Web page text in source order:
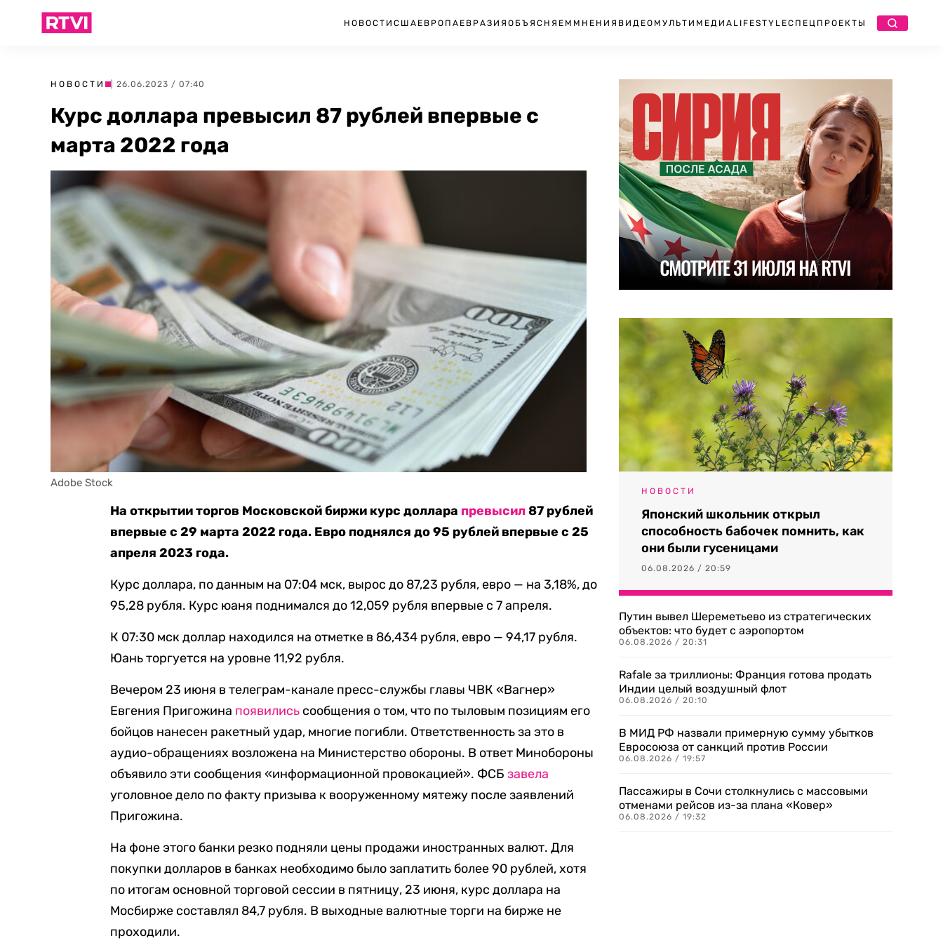
НОВОСТИ США ЕВРОПА ЕВРАЗИЯ ОБЪЯСНЯЕМ МНЕНИЯ ВИДЕО МУЛЬТИМЕДИА LIFESTYLEСПЕЦПРОЕКТЫ
НОВОСТИ | 26.06.2023 / 07:40
Курс доллара превысил 87 рублей впервые с
марта 2022 года
Adobe Stock
На открытии торгов Московской биржи курс доллара превысил87 рублей
впервые с 29 марта 2022 года. Евро поднялся до 95 рублей впервые с 25
апреля 2023 года.
Курс доллара, по данным на 07:04 мск, вырос до 87,23 рубля, евро — на 3,18%, до
95,28 рубля. Курс юаня поднимался до 12,059 рубля впервые с 7 апреля.
К 07:30 мск доллар находился на отметке в 86,434 рубля, евро — 94,17 рубля.
Юань торгуется на уровне 11,92 рубля.
Вечером 23 июня в телеграм-канале пресс-службы главы ЧВК «Вагнер»
Евгения Пригожина появились сообщения о том, что по тыловым позициям его
бойцов нанесен ракетный удар, многие погибли. Ответственность за это в
аудио-обращениях возложена на Министерство обороны. В ответ Минобороны
объявило эти сообщения «информационной провокацией». ФСБзавела
уголовное дело по факту призыва к вооруженному мятежу после заявлений
Пригожина.
На фоне этого банки резко подняли цены продажи иностранных валют. Для
покупки долларов в банках необходимо было заплатить более 90 рублей, хотя
по итогам основной торговой сессии в пятницу, 23 июня, курс доллара на
Мосбирже составлял 84,7 рубля. В выходные валютные торги на бирже не
проходили.
НОВОСТИ
Японский школьник открыл
способность бабочек помнить, как
они были гусеницами
06.08.2026 / 20:59
Путин вывел Шереметьево из стратегических
объектов: что будет с аэропортом
06.08.2026 / 20:31
Rafale за триллионы: Франция готова продать
Индии целый воздушный флот
06.08.2026 / 20:10
В МИД РФ назвали примерную сумму убытков
Евросоюза от санкций против России
06.08.2026 / 19:57
Пассажиры в Сочи столкнулись с массовыми
отменами рейсов из-за плана «Ковер»
06.08.2026 / 19:32